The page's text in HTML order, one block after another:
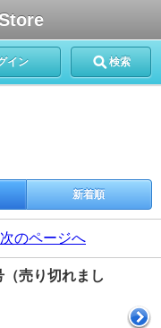
イン 検索
新着順
次のページへ
（売り切れまし